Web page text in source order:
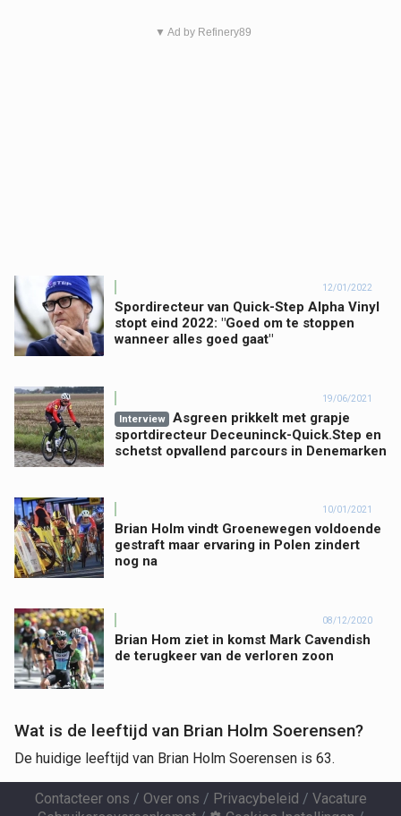
▼ Ad by Refinery89
12/01/2022
Spordirecteur van Quick-Step Alpha Vinyl
stopt eind 2022: "Goed om te stoppen
wanneer alles goed gaat"
19/06/2021
Interview
Asgreen prikkelt met grapje
sportdirecteur Deceuninck-Quick.Step en
schetst opvallend parcours in Denemarken
10/01/2021
Brian Holm vindt Groenewegen voldoende
gestraft maar ervaring in Polen zindert
nog na
08/12/2020
Brian Hom ziet in komst Mark Cavendish
de terugkeer van de verloren zoon
Wat is de leeftijd van Brian Holm Soerensen?
De huidige leeftijd van Brian Holm Soerensen is 63.
Contacteer ons / Over ons / Privacybeleid / Vacature